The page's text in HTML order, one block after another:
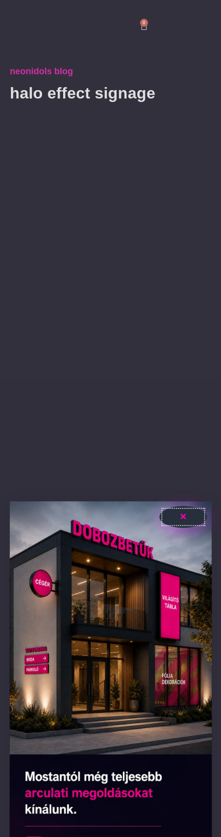
0
neonidols blog
halo effect signage
Frostfit – hátra világító dobozbetű felirat
ESETTANULMÁNY Remember Why You Started – hátra
világító dobozbetű felirat gyártása és telepítése Helyszín: